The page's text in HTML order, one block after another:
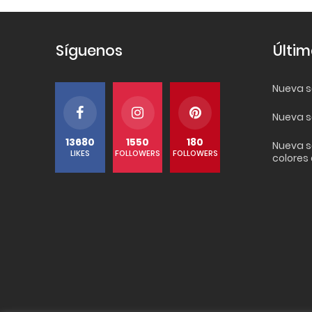
Síguenos
13680
LIKES
1550
FOLLOWERS
180
FOLLOWERS
Nueva
Nueva
Nueva
colores